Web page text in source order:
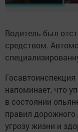
Водитель был
средством.
напоминает, что
в состоянии
правил
угрозу жизни и